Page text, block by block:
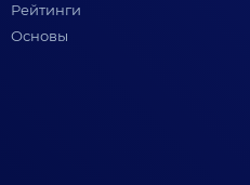
Рейтинги
Основы